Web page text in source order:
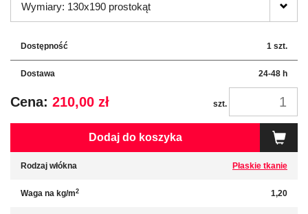
Wymiary: 130x190 prostokąt
Dostępność 1 szt.
Dostawa 24-48 h
Cena: 210,00 zł szt.
Dodaj do koszyka
Rodzaj włókna Płaskie tkanie
Waga na kg/m2 1,20